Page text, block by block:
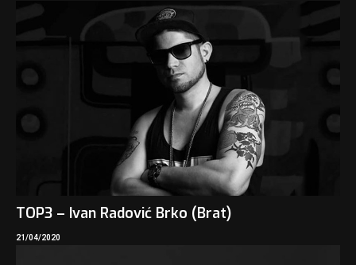
TOP3 – Ivan Radović Brko (Brat)
21/04/2020